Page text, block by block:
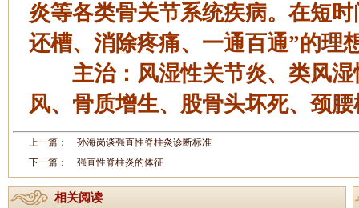
炎等各类骨关节系统疾病。在短
还槽、消除疼痛、一通百通”的理
主治：风湿性关节炎、类风湿
风、骨质增生、股骨头坏死、颈
上一篇： 孙海岗谈强直性脊柱炎诊断标准
下一篇： 强直性脊柱炎的体征
相关阅读